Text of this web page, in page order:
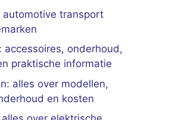
automotive transport
accessoires, onderhoud,
praktische informatie
alles over modellen,
en kosten